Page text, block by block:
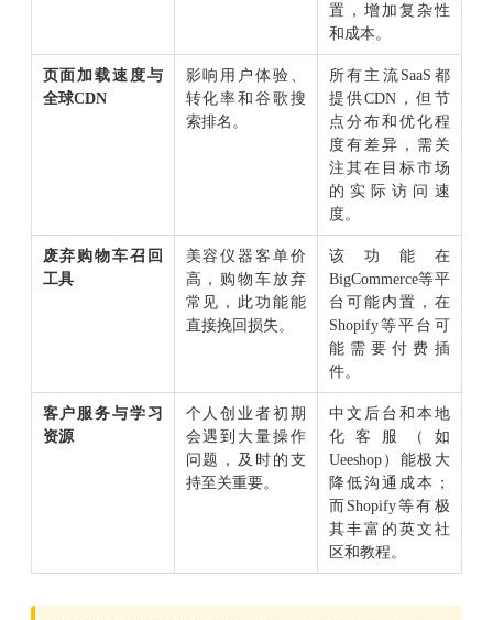
置，增加复杂性
和成本。
页面加载速度与
全球CDN
影响用户体验、
转化率和谷歌搜
索排名。
所有主流SaaS都
提供CDN，但节
点分布和优化程
度有差异，需关
注其在目标市场
的实际访问速
度。
废弃购物车召回
工具
美容仪器客单价
高，购物车放弃
常见，此功能能
直接挽回损失。
该功能在
BigCommerce等平
台可能内置，在
Shopify等平台可
能需要付费插
件。
客户服务与学习
资源
个人创业者初期
会遇到大量操作
问题，及时的支
持至关重要。
中文后台和本地
化客服（如
Ueeshop）能极大
降低沟通成本；
而Shopify等有极
其丰富的英文社
区和教程。